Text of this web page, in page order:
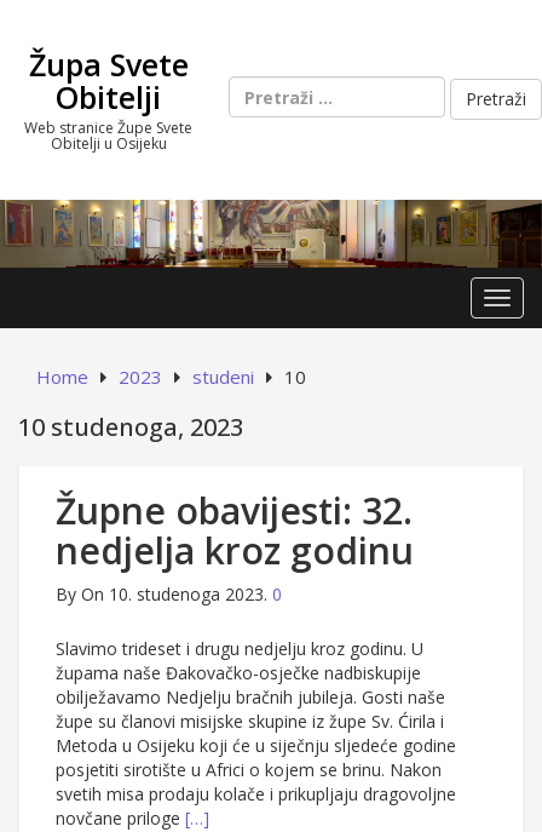
contentŽupa Svete
Obitelji
Web stranice Župe Svete
Obitelji u Osijeku
Pretraži:
Home 2023 studeni 10
10 studenoga, 2023
Župne obavijesti: 32.
nedjelja kroz godinu
By On 10. studenoga 2023. 0
Slavimo trideset i drugu nedjelju kroz godinu. U
župama naše Đakovačko-osječke nadbiskupije
obilježavamo Nedjelju bračnih jubileja. Gosti naše
župe su članovi misijske skupine iz župe Sv. Ćirila i
Metoda u Osijeku koji će u siječnju sljedeće godine
posjetiti sirotište u Africi o kojem se brinu. Nakon
svetih misa prodaju kolače i prikupljaju dragovoljne
novčane priloge […]